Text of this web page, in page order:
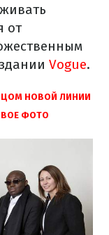
от
Vogue.
НОВОЙ ЛИНИИ
ФОТО